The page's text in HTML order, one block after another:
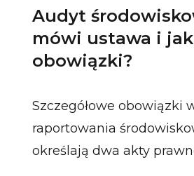
Audyt
mówi ustawa i
obowiązki?
Szczegółowe obowiązki
raportowania
określają dwa akty